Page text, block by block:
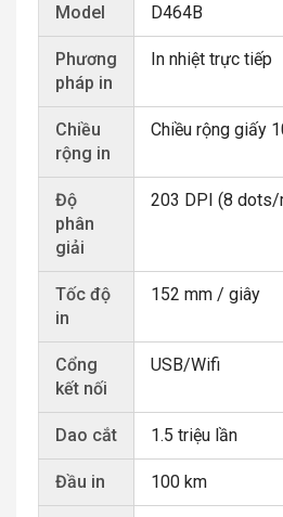
Model D464B
Phương
pháp in
In nhiệt trực tiếp
Chiều
rộng in
Chiều rộng giấy
Độ
phân
giải
203 DPI (8 dots/
Tốc độ
in
152 mm / giây
Cổng
kết nối
USB/Wifi
Dao cắt 1.5 triệu lần
Đầu in 100 km